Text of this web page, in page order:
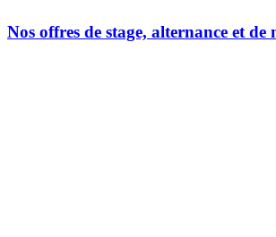
Nos offres de stage, alternance et de